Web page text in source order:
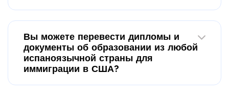
Вы можете перевести дипломы и
документы об образовании из любой
испаноязычной страны для
иммиграции в США?